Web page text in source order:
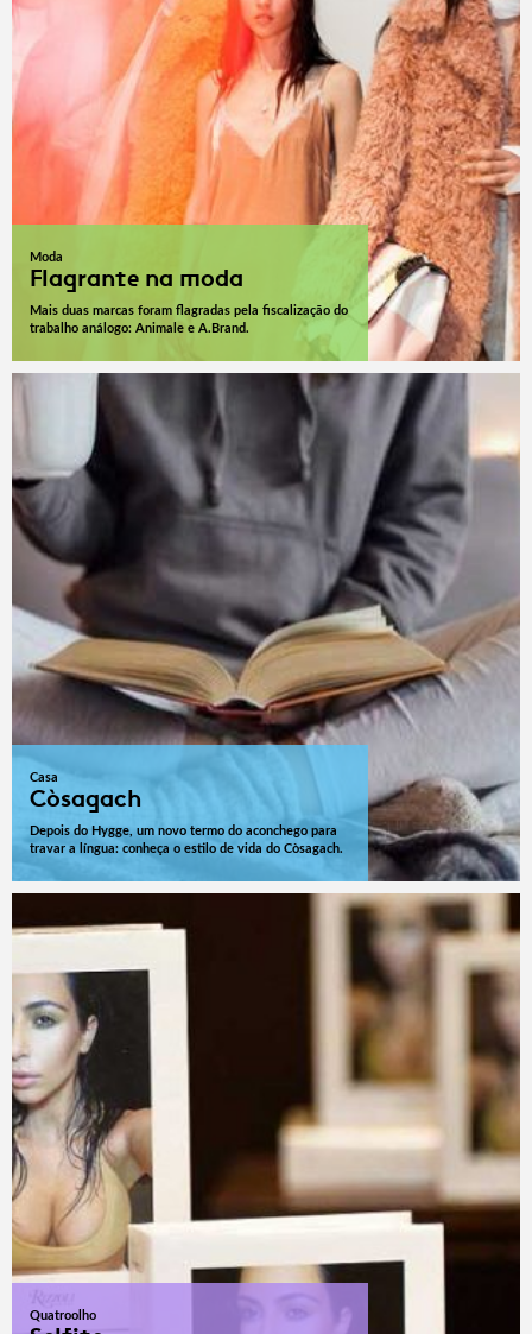
Moda
Flagrante na moda
Mais duas marcas foram flagradas pela fiscalização do
trabalho análogo: Animale e A.Brand.
Casa
Còsagach
Depois do Hygge, um novo termo do aconchego para
travar a língua: conheça o estilo de vida do Còsagach.
Quatroolho